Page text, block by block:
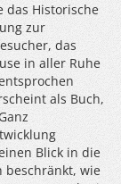
das Historische
zur
das
in aller Ruhe
als Buch,
Blick in die
beschränkt, wie